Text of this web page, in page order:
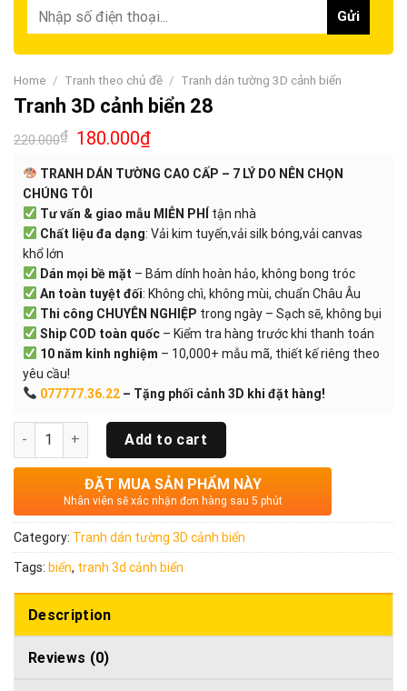
Home / Tranh theo chủ đề / Tranh dán tường 3D cảnh biển
Tranh 3D cảnh biển 28
220.000₫ 180.000₫
TRANH DÁN TƯỜNG CAO CẤP – 7 LÝ DO NÊN CHỌN
CHÚNG TÔI
Tư vấn & giao mẫu MIỄN PHÍ tận nhà
Chất liệu đa dạng: Vải kim tuyến,vải silk bóng,vải canvas
khổ lớn
Dán mọi bề mặt – Bám dính hoàn hảo, không bong tróc
An toàn tuyệt đối: Không chì, không mùi, chuẩn Châu Âu
Thi công CHUYÊN NGHIỆP trong ngày – Sạch sẽ, không bụi
Ship COD toàn quốc– Kiểm tra hàng trước khi thanh toán
10 năm kinh nghiệm – 10,000+ mẫu mã, thiết kế riêng theo
yêu cầu!
077777.36.22– Tặng phối cảnh 3D khi đặt hàng!
Quantity Add to cart
ĐẶT MUA SẢN PHẨM NÀY
Nhân viên sẽ xác nhận đơn hàng sau 5 phút
Category: Tranh dán tường 3D cảnh biển
Tags: biển, tranh 3d cảnh biển
Description
Reviews (0)